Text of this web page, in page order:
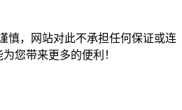
慎，网站对此不承担任何保证或连
您带来更多的便利！